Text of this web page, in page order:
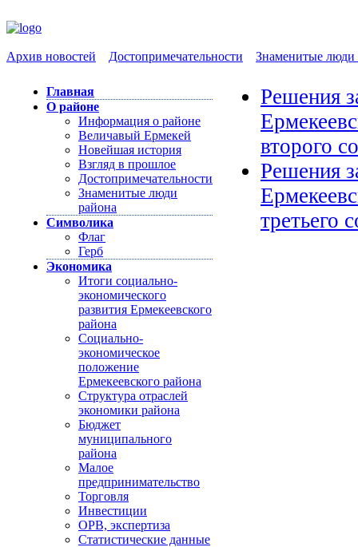
Архив новостей Достопримечательности Знаменитые люди
Главная
О районе
Информация о районе
Величавый Ермекей
Новейшая история
Взгляд в прошлое
Достопримечательности
Знаменитые люди
района
Символика
Флаг
Герб
Экономика
Итоги социально-
экономического
развития Ермекеевского
района
Социально-
экономическое
положение
Ермекеевского района
Структура отраслей
экономики района
Бюджет
муниципального
района
Малое
предпринимательство
Торговля
Инвестиции
ОРВ, экспертиза
Статистические данные
Решения
второго
Решения
третьего